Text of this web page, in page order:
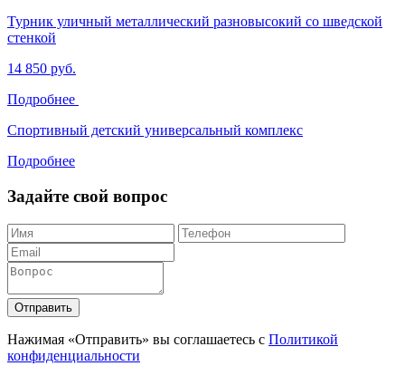
Турник уличный металлический разновысокий со шведской
стенкой
14 850 руб.
Подробнее
Спортивный детский универсальный комплекс
Подробнее
Задайте свой вопрос
Отправить
Нажимая «Отправить» вы соглашаетесь с Политикой
конфиденциальности